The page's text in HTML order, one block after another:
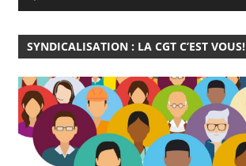
SYNDICALISATION : LA CGT C’EST VOUS!